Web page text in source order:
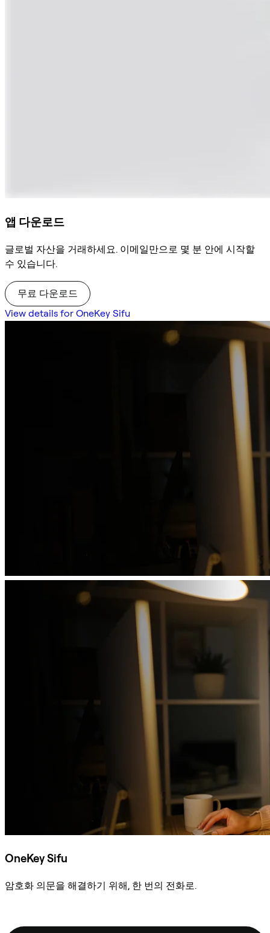
앱 다운로드
글로벌 자산을 거래하세요. 이메일만으로 몇 분 안에 시작할
수 있습니다.
무료 다운로드
View details for OneKey Sifu
OneKey Sifu
암호화 의문을 해결하기 위해, 한 번의 전화로.